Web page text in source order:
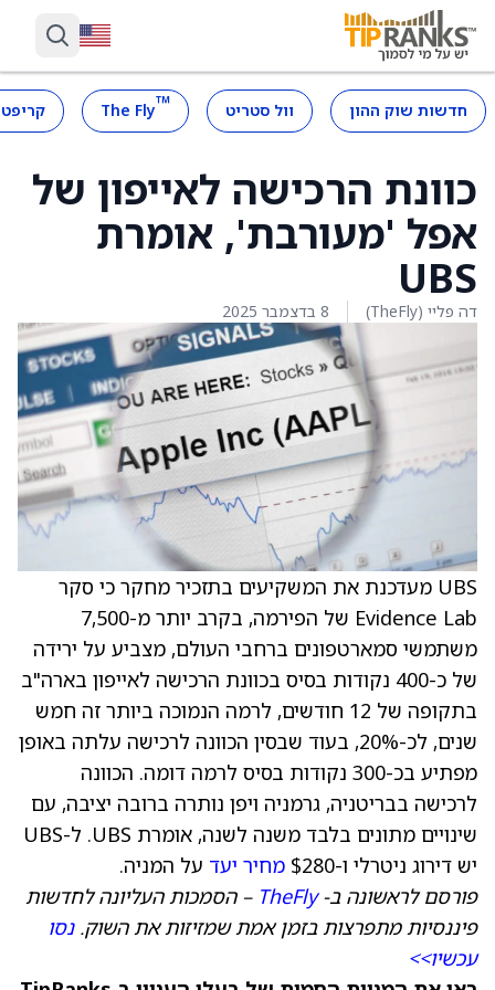
חדשות שוק ההון וול סטריט ™
The Fly
כוונת הרכישה לאייפון של
אפל 'מעורבת', אומרת
UBS
דה פליי (TheFly) 8 בדצמבר 2025
UBS מעדכנת את המשקיעים בתזכיר מחקר כי סקר
Evidence Lab של הפירמה, בקרב יותר מ-7,500
משתמשי סמארטפונים ברחבי העולם, מצביע על ירידה
של כ-400 נקודות בסיס בכוונת הרכישה לאייפון בארה"ב
בתקופה של 12 חודשים, לרמה הנמוכה ביותר זה חמש
שנים, לכ-20%, בעוד שבסין הכוונה לרכישה עלתה באופן
מפתיע בכ-300 נקודות בסיס לרמה דומה. הכוונה
לרכישה בבריטניה, גרמניה ויפן נותרה ברובה יציבה, עם
שינויים מתונים בלבד משנה לשנה, אומרת UBS. ל-UBS
יש דירוג ניטרלי ו-$280
מחיר יעד על המניה.
פורסם לראשונה ב-TheFly – הסמכות העליונה לחדשות
פיננסיות מתפרצות בזמן אמת שמזיזות את השוק.נסו
עכשיו>>